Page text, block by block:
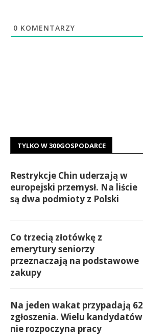
0 KOMENTARZY
TYLKO W 300GOSPODARCE
Restrykcje Chin uderzają w
europejski przemysł. Na liście
są dwa podmioty z Polski
Co trzecią złotówkę z
emerytury seniorzy
przeznaczają na podstawowe
zakupy
Na jeden wakat przypadają 62
zgłoszenia. Wielu kandydatów
nie rozpoczyna pracy